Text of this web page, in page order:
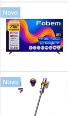
Vitrine
Novo
Novo